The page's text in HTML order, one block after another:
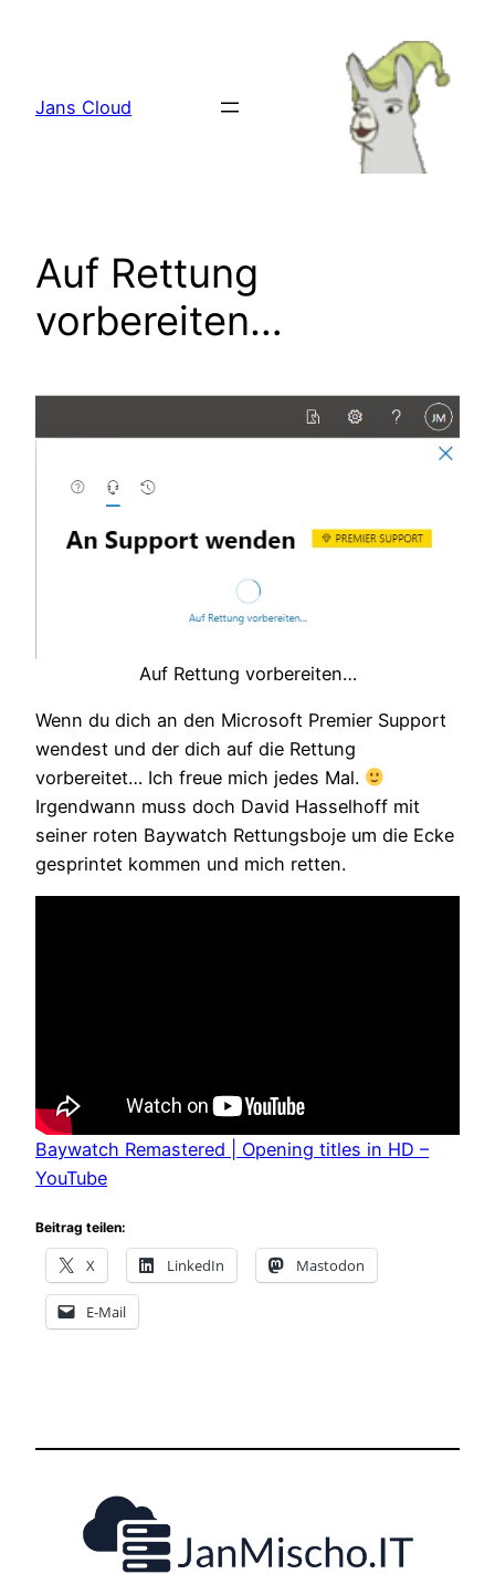
Jans Cloud
Auf Rettung
vorbereiten…
Auf Rettung vorbereiten…
Wenn du dich an den Microsoft Premier Support
wendest und der dich auf die Rettung
vorbereitet… Ich freue mich jedes Mal.
Irgendwann muss doch David Hasselhoff mit
seiner roten Baywatch Rettungsboje um die Ecke
gesprintet kommen und mich retten.
Baywatch Remastered | Opening titles in HD –
YouTube
Beitrag teilen:
X LinkedIn Mastodon
E-Mail